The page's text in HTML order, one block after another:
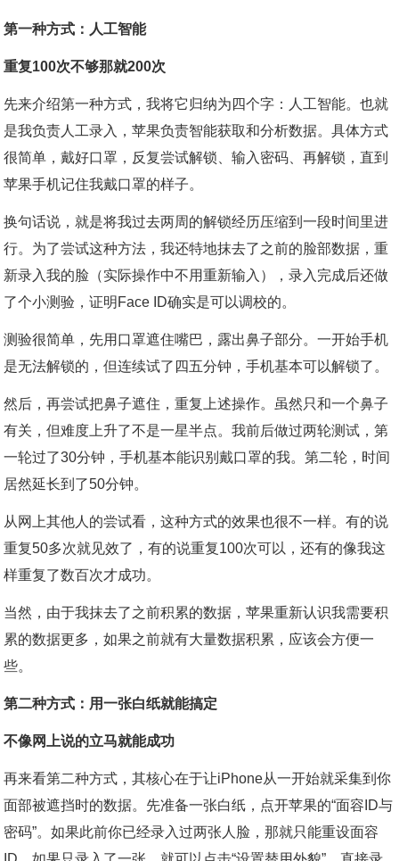
第一种方式：人工智能
重复100次不够那就200次
先来介绍第一种方式，我将它归纳为四个字：人工智能。也就
是我负责人工录入，苹果负责智能获取和分析数据。具体方式
很简单，戴好口罩，反复尝试解锁、输入密码、再解锁，直到
苹果手机记住我戴口罩的样子。
换句话说，就是将我过去两周的解锁经历压缩到一段时间里进
行。为了尝试这种方法，我还特地抹去了之前的脸部数据，重
新录入我的脸（实际操作中不用重新输入），录入完成后还做
了个小测验，证明Face ID确实是可以调校的。
测验很简单，先用口罩遮住嘴巴，露出鼻子部分。一开始手机
是无法解锁的，但连续试了四五分钟，手机基本可以解锁了。
然后，再尝试把鼻子遮住，重复上述操作。虽然只和一个鼻子
有关，但难度上升了不是一星半点。我前后做过两轮测试，第
一轮过了30分钟，手机基本能识别戴口罩的我。第二轮，时间
居然延长到了50分钟。
从网上其他人的尝试看，这种方式的效果也很不一样。有的说
重复50多次就见效了，有的说重复100次可以，还有的像我这
样重复了数百次才成功。
当然，由于我抹去了之前积累的数据，苹果重新认识我需要积
累的数据更多，如果之前就有大量数据积累，应该会方便一
些。
第二种方式：用一张白纸就能搞定
不像网上说的立马就能成功
再来看第二种方式，其核心在于让iPhone从一开始就采集到你
面部被遮挡时的数据。先准备一张白纸，点开苹果的“面容ID与
密码”。如果此前你已经录入过两张人脸，那就只能重设面容